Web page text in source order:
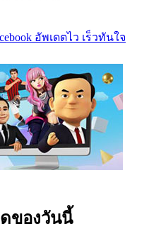
อัพเดตไว เร็วทันใจ
ของวันนี้